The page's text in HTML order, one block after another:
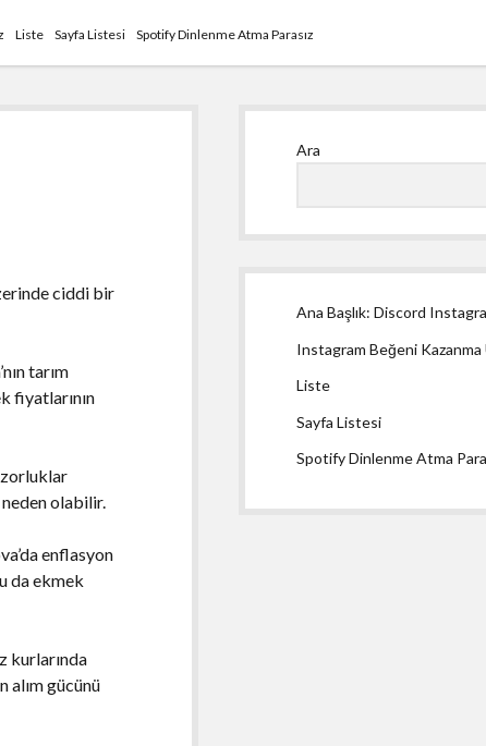
Liste Sayfa Listesi Spotify Dinlenme Atma Parasız
ciddi bir
tarım
fiyatlarının
olabilir.
enflasyon
da ekmek
kurlarında
alım gücünü
Ara
Ana Başlık: Discord
Instagram Beğeni
Liste
Sayfa Listesi
Spotify Dinlenme Atma